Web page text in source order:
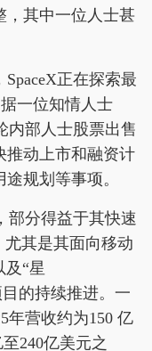
，其中一位人士甚
正在探索最
一位知情人士
内部人士股票出售
推动上市和融资计
规划等事项。
部分得益于其快速
尤其是其面向移动
“星
的持续推进。一
年营收约为150 亿
240亿美元之